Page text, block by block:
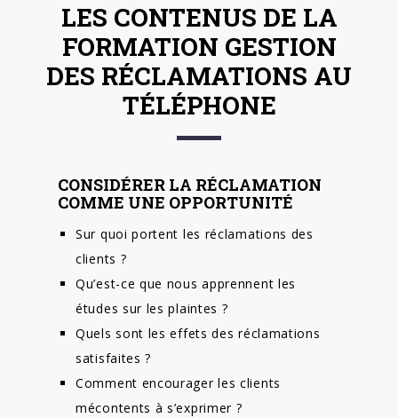
LES CONTENUS DE LA
FORMATION GESTION
DES RÉCLAMATIONS AU
TÉLÉPHONE
CONSIDÉRER LA RÉCLAMATION
COMME UNE OPPORTUNITÉ
Sur quoi portent les réclamations des
clients ?
Qu’est-ce que nous apprennent les
études sur les plaintes ?
Quels sont les effets des réclamations
satisfaites ?
Comment encourager les clients
mécontents à s’exprimer ?